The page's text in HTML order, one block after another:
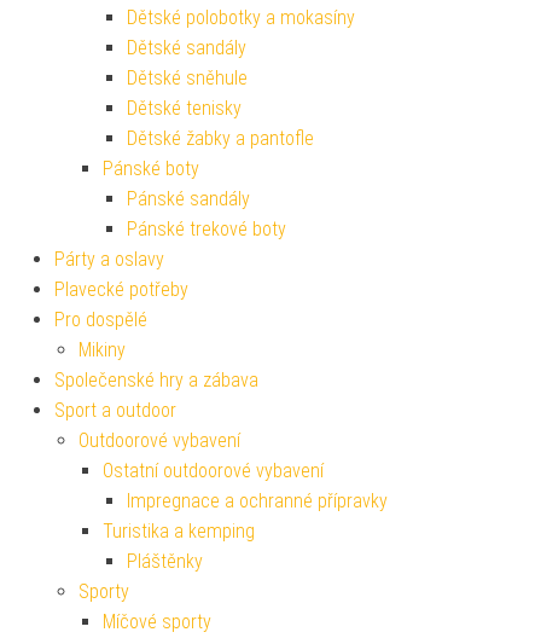
Dětské polobotky a mokasíny
Dětské sandály
Dětské sněhule
Dětské tenisky
Dětské žabky a pantofle
Pánské boty
Pánské sandály
Pánské trekové boty
Párty a oslavy
Plavecké potřeby
Pro dospělé
Mikiny
Společenské hry a zábava
Sport a outdoor
Outdoorové vybavení
Ostatní outdoorové vybavení
Impregnace a ochranné přípravky
Turistika a kemping
Pláštěnky
Sporty
Míčové sporty